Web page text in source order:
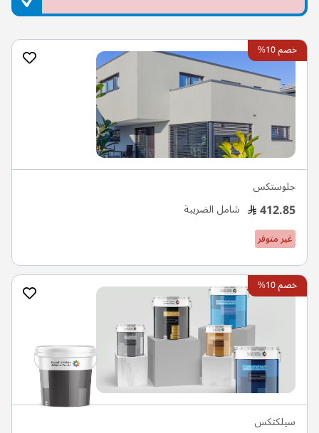
خصم 10%
جلوستكس
412.85 شامل الضريبة
غير متوفر
خصم 10%
سيلكتكس